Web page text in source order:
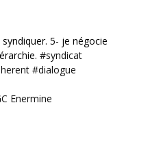
5- je négocie
#syndicat
#dialogue
Enermine